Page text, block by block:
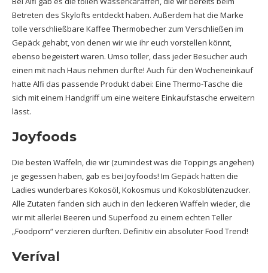
Betreten des Skylofts entdeckt haben. Außerdem hat die Marke
tolle verschließbare Kaffee Thermobecher zum Verschließen im
Gepäck gehabt, von denen wir wie ihr euch vorstellen könnt,
ebenso begeistert waren. Umso toller, dass jeder Besucher auch
einen mit nach Haus nehmen durfte! Auch für den Wocheneinkauf
hatte Alfi das passende Produkt dabei: Eine Thermo-Tasche die
sich mit einem Handgriff um eine weitere Einkaufstasche erweitern
lässt.
Joyfoods
Die besten Waffeln, die wir (zumindest was die Toppings angehen)
je gegessen haben, gab es bei Joyfoods! Im Gepäck hatten die
Ladies wunderbares Kokosöl, Kokosmus und Kokosblütenzucker.
Alle Zutaten fanden sich auch in den leckeren Waffeln wieder, die
wir mit allerlei Beeren und Superfood zu einem echten Teller
„Foodporn“ verzieren durften. Definitiv ein absoluter Food Trend!
Veríval